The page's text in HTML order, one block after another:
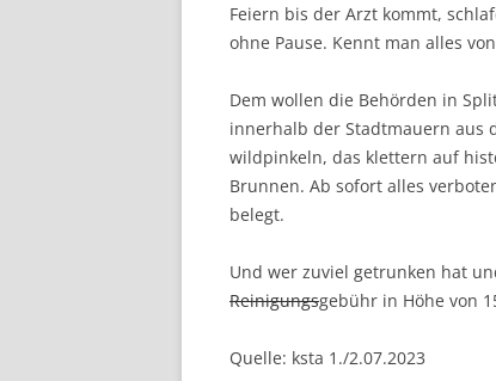
Feiern bis der Arzt kommt,
ohne Pause. Kennt man alles
Dem wollen die Behörden in
innerhalb der Stadtmauern aus
wildpinkeln, das klettern auf
Brunnen. Ab sofort alles
belegt.
Und wer zuviel getrunken hat
Reinigungsgebühr in Höhe von
Quelle: ksta 1./2.07.2023